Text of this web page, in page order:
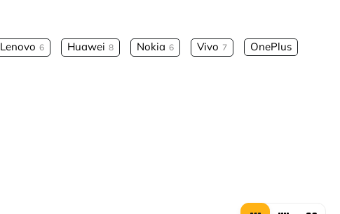
Lenovo 6 Huawei 8 Nokia 6 Vivo 7 OnePlus